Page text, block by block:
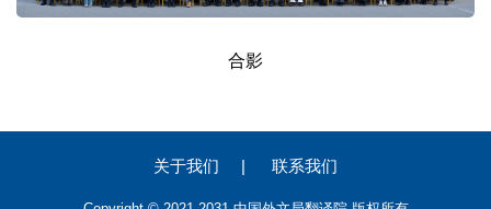
合影
关于我们 | 联系我们